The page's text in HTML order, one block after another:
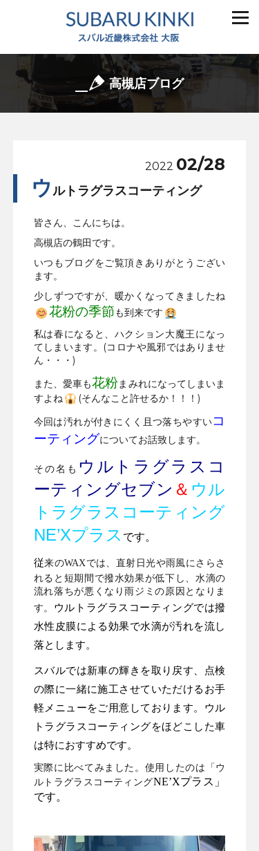
高槻店ブログ
2022 02/28
ウルトラグラスコーティング
皆さん、こんにちは。
高槻店の鶴田です。
いつもブログをご覧頂きありがとうござい
ます。
少しずつですが、暖かくなってきましたね
花粉の季節も到来です
私は春になると、ハクション大魔王になっ
てしまいます。(コロナや風邪ではありませ
ん・・・)
また、愛車も花粉まみれになってしまいま
すよね
(そんなこと許せるか！！！)
今回は汚れが付きにくく且つ落ちやすいコ
ーティングについてお話致します。
その名も ウルトラグラスコ
ーティングセブン ＆ ウル
トラグラスコーティング
NE’Xプラス です。
従来のWAXでは、直射日光や雨風にさらさ
れると短期間で撥水効果が低下し、水滴の
流れ落ちが悪くなり雨ジミの原因となりま
す。 ウルトラグラスコーティングでは撥
水性皮膜による効果で水滴が汚れを流し
落とします。
スバルでは新車の輝きを取り戻す、点検
の際に一緒に施工させていただけるお手
軽メニューをご用意しております。ウル
トラグラスコーティングをほどこした車
は特におすすめです。
実際に比べてみました。使用したのは「ウ
ルトラグラスコーティングNE’Xプラス」
です。